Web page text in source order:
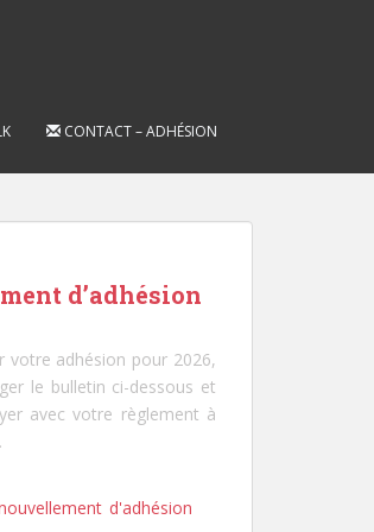
CONTACT – ADHÉSION
d’adhésion
votre adhésion pour 2026,
le bulletin ci-dessous et
avec votre règlement à
d'adhésion